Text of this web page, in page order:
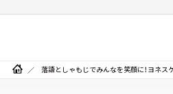
落語としゃもじでみんなを笑顔に！ヨネス